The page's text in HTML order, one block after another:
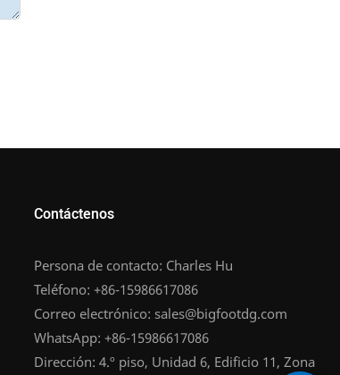
Contáctenos
Persona de contacto: Charles Hu
Teléfono: +86-15986617086
Correo electrónico: sales@bigfootdg.com
WhatsApp: +86-15986617086
Dirección: 4.º piso, Unidad 6, Edificio 11, Zona